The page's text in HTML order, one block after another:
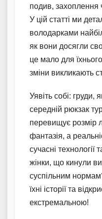
подив, захоплення
У цій статті ми
володарками
як вони досягли
це мало для
зміни викликають
Уявіть собі: груди,
середній рюкзак
перевищує розмір
фантазія, а
сучасні технології
жінки, що кинули
суспільним
їхні історії та
екстремальною!